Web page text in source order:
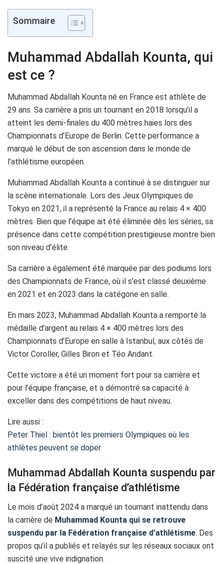
Sommaire
Muhammad Abdallah Kounta, qui
est ce ?
Muhammad Abdallah Kounta né en France est athlète de
29 ans. Sa carrière a pris un tournant en 2018 lorsqu’il a
atteint les demi-finales du 400 mètres haies lors des
Championnats d’Europe de Berlin. Cette performance a
marqué le début de son ascension dans le monde de
l’athlétisme européen.
Muhammad Abdallah Kounta a continué à se distinguer sur
la scène internationale. Lors des Jeux Olympiques de
Tokyo en 2021, il a représenté la France au relais 4 × 400
mètres. Bien que l’équipe ait été éliminée dès les séries, sa
présence dans cette compétition prestigieuse montre bien
son niveau d’élite.
Sa carrière a également été marquée par des podiums lors
des Championnats de France, où il s’est classé deuxième
en 2021 et en 2023 dans la catégorie en salle.
En mars 2023, Muhammad Abdallah Kounta a remporté la
médaille d’argent au relais 4 × 400 mètres lors des
Championnats d’Europe en salle à Istanbul, aux côtés de
Victor Coroller, Gilles Biron et Téo Andant.
Cette victoire a été un moment fort pour sa carrière et
pour l’équipe française, et a démontré sa capacité à
exceller dans des compétitions de haut niveau.
Lire aussi :
Peter Thiel : bientôt les premiers Olympiques où les
athlètes peuvent se doper
Muhammad Abdallah Kounta suspendu par
la Fédération française d’athlétisme
Le mois d’août 2024 a marqué un tournant inattendu dans
la carrière de Muhammad Kounta qui se retrouve
suspendu par la Fédération française d’athlétisme. Des
propos qu’il a publiés et relayés sur les réseaux sociaux ont
suscité une vive indignation.